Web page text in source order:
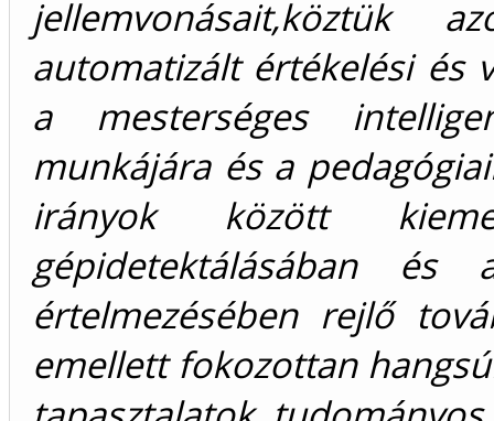
jellemvonásait,köztük
automatizált értékelési és
a mesterséges
munkájára és a
irányok között
gépidetektálásában
értelmezésében rejlő
emellett fokozottan